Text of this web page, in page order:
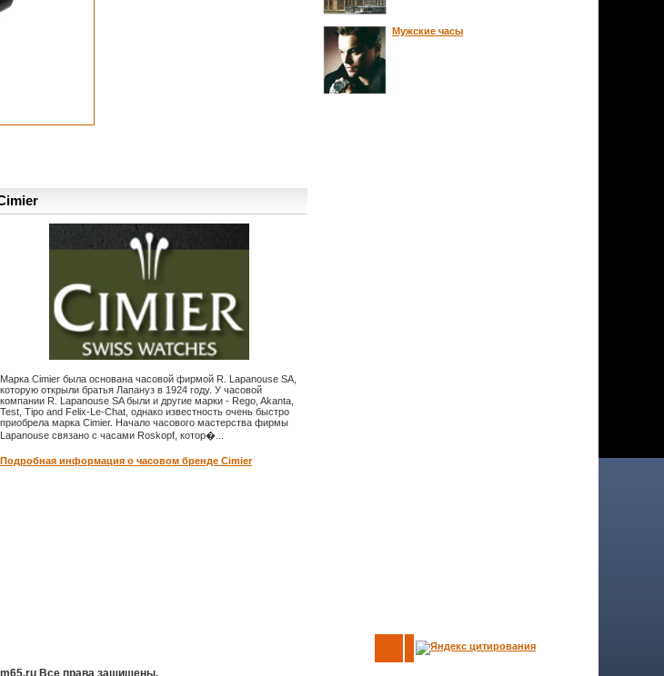
Марка Cimier была основана часовой фирмой R. Lapanouse SA,
которую открыли братья Лапануз в 1924 году. У часовой
компании R. Lapanouse SA были и другие марки - Rego, Akanta,
Test, Tipo and Felix-Le-Chat, однако известность очень быстро
приобрела марка Cimier. Начало часового мастерства фирмы
Lapanouse связано с часами Roskopf, котор�...
Подробная информация о часовом бренде Cimier
Мужские часы
Все права защищены.